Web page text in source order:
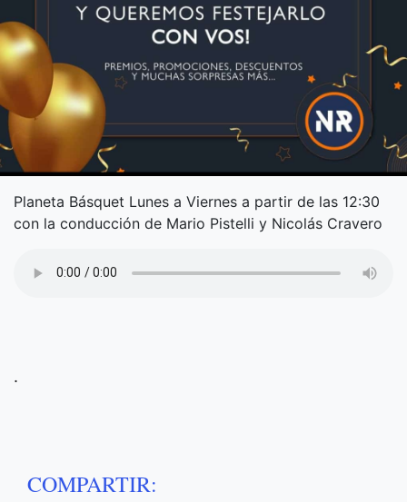
Planeta Básquet Lunes a Viernes a partir de las 12:30
con la conducción de Mario Pistelli y Nicolás Cravero
.
COMPARTIR: